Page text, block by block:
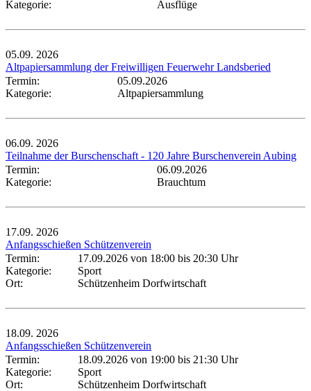
Kategorie: Ausflüge
05.09. 2026
Altpapiersammlung der Freiwilligen Feuerwehr Landsberied
Termin:
05.09.2026
Kategorie:
Altpapiersammlung
06.09. 2026
Teilnahme der Burschenschaft - 120 Jahre Burschenverein Aubing
Termin:
06.09.2026
Kategorie:
Brauchtum
17.09. 2026
Anfangsschießen Schützenverein
Termin:
17.09.2026 von 18:00 bis 20:30 Uhr
Kategorie:
Sport
Ort:
Schützenheim Dorfwirtschaft
18.09. 2026
Anfangsschießen Schützenverein
Termin:
18.09.2026 von 19:00 bis 21:30 Uhr
Kategorie:
Sport
Ort:
Schützenheim Dorfwirtschaft